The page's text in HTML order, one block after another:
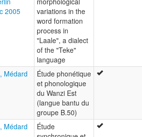
2005
variations in the
word formation
process in
"Laale", a dialect
of the "Teke"
language
Médard
Étude phonétique
et phonologique
du Wanzi Est
(langue bantu du
groupe B.50)
Médard
Étude